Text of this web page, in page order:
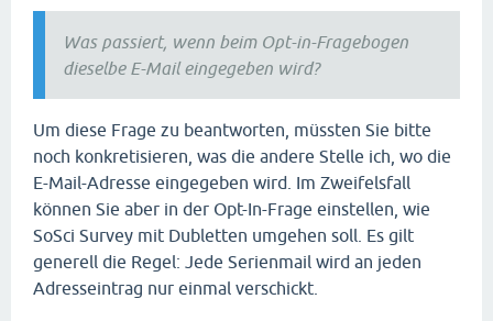
Was passiert, wenn beim Opt-in-Fragebogen
dieselbe E-Mail eingegeben wird?
Um diese Frage zu beantworten, müssten Sie bitte
noch konkretisieren, was die andere Stelle ich, wo die
E-Mail-Adresse eingegeben wird. Im Zweifelsfall
können Sie aber in der Opt-In-Frage einstellen, wie
SoSci Survey mit Dubletten umgehen soll. Es gilt
generell die Regel: Jede Serienmail wird an jeden
Adresseintrag nur einmal verschickt.